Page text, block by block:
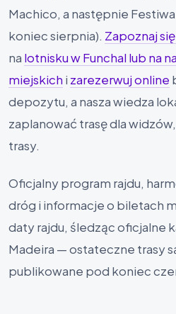
Machico, a następnie
koniec sierpnia). Zapoznaj
na lotnisku w Funchal lub na
miejskich i zarezerwuj online
depozytu, a nasza wiedza
zaplanować trasę dla
trasy.
Oficjalny program rajdu,
dróg i informacje o biletach
daty rajdu, śledząc oficjalne
Madeira — ostateczne trasy
publikowane pod koniec